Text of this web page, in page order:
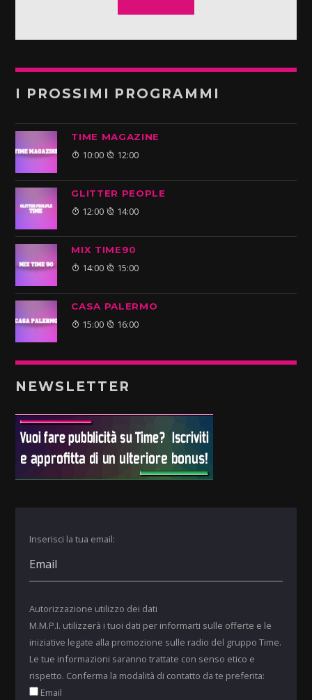
I PROSSIMI PROGRAMMI
TIME MAGAZINE
10:00 12:00
GLITTER PEOPLE
12:00 14:00
MIX TIME90
14:00 15:00
CASA PALERMO
15:00 16:00
NEWSLETTER
Inserisci la tua email:
Autorizzazione utilizzo dei dati
M.M.P.I. utilizzerà i tuoi dati per informarti sulle offerte e le
iniziative legate alla promozione sulle radio del gruppo Time.
Le tue informazioni saranno trattate con senso etico e
rispetto. Conferma la modalità di contatto da te preferita:
Email